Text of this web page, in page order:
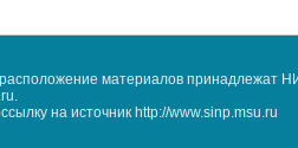
материалов
на источник http://www.sinp.msu.ru